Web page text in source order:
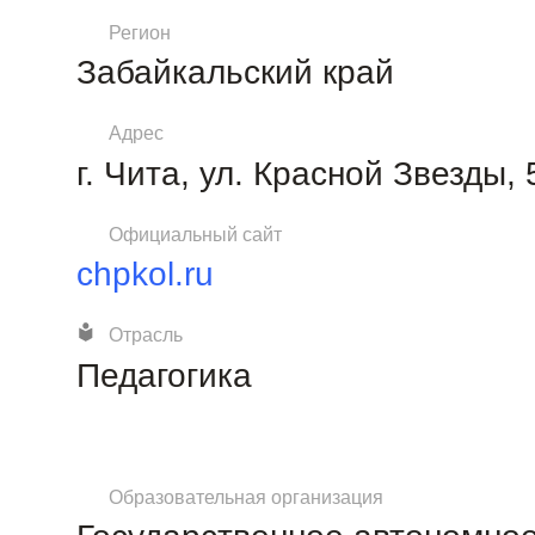
Регион
Забайкальский край
Адрес
г. Чита, ул. Красной Звезды,
Официальный сайт
chpkol.ru
Отрасль
Педагогика
Образовательная организация